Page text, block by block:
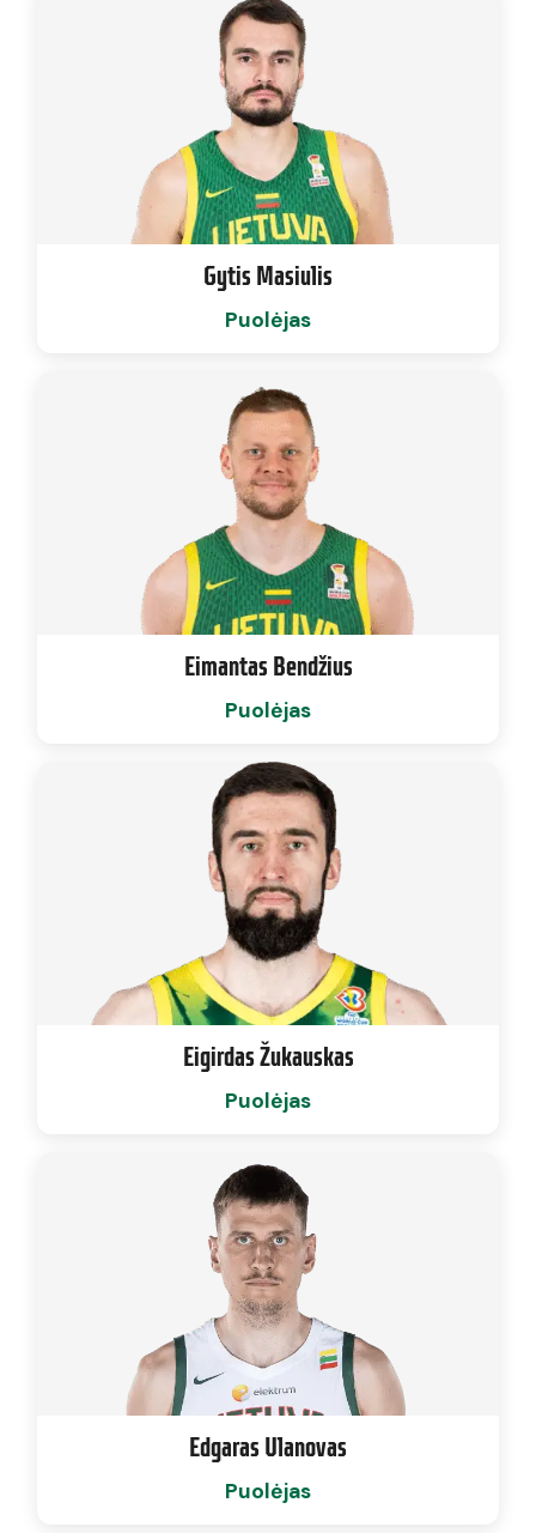
Gytis Masiulis
Puolėjas
Eimantas Bendžius
Puolėjas
Eigirdas Žukauskas
Puolėjas
Edgaras Ulanovas
Puolėjas